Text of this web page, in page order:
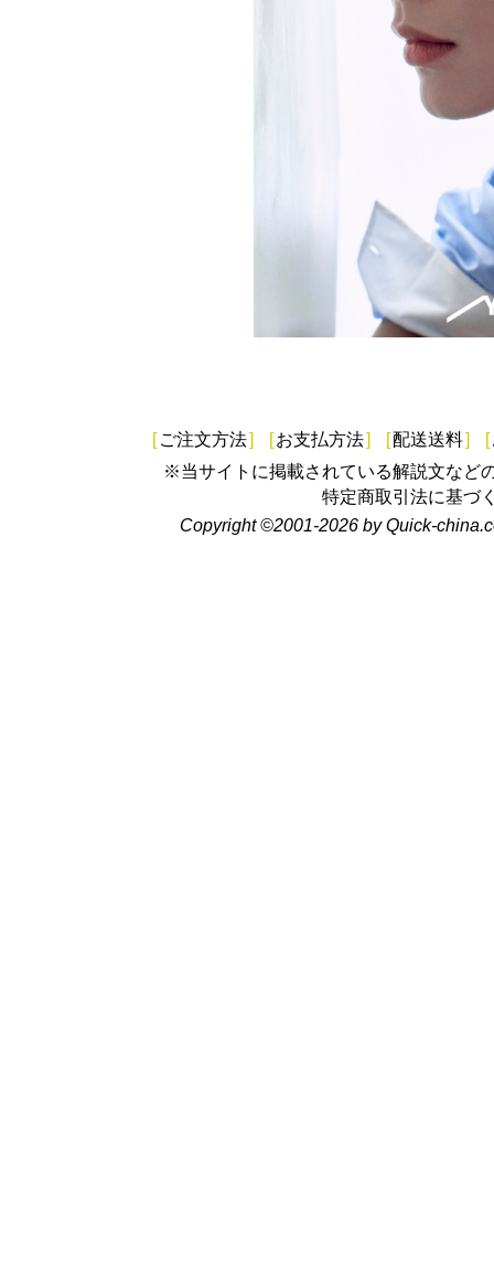
[ ご注文方法] [お支払方法] [配送送料] [
※当サイトに掲載されている解説文など
特定商取引法に基づ
Copyright ©2001-2026 by Quick-